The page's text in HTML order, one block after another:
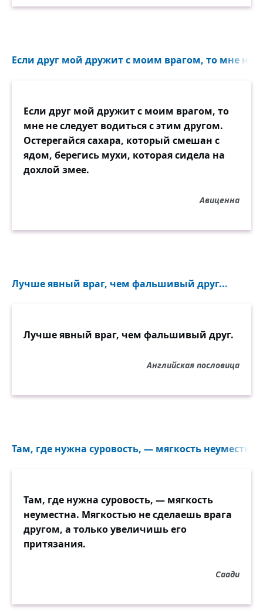
Если друг мой дружит с моим врагом, то мне не
Если друг мой дружит с моим врагом, то
мне не следует водиться с этим другом.
Остерегайся сахара, который смешан с
ядом, берегись мухи, которая сидела на
дохлой змее.
Авиценна
Лучше явный враг, чем фальшивый друг...
Лучше явный враг, чем фальшивый друг.
Английская пословица
Там, где нужна суровость, — мягкость
Там, где нужна суровость, — мягкость
неуместна. Мягкостью не сделаешь врага
другом, а только увеличишь его
притязания.
Саади